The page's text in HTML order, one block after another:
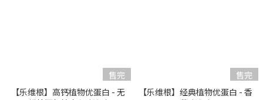
售完
【乐维根】高钙植物优蛋白 - 无
售完
【乐维根】经典植物优蛋白 - 香